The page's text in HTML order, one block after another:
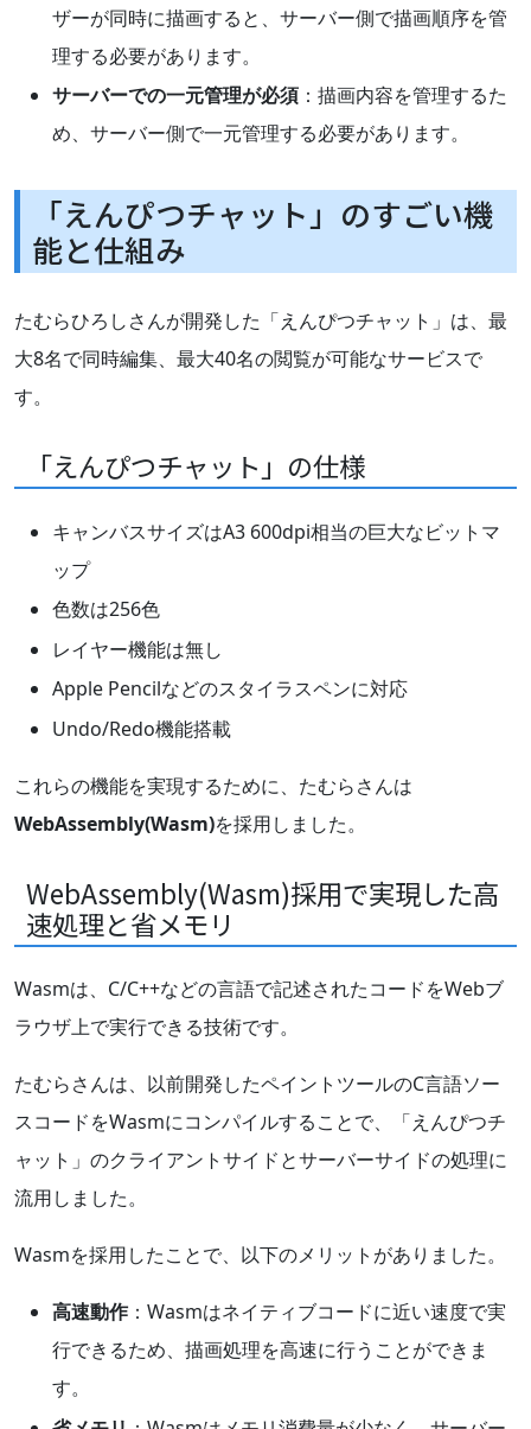
ザーが同時に描画すると、サーバー側で描画順序を管
理する必要があります。
サーバーでの一元管理が必須 ：描画内容を管理するた
め、サーバー側で一元管理する必要があります。
「えんぴつチャット」のすごい機
能と仕組み
たむらひろしさんが開発した「えんぴつチャット」は、最
大8名で同時編集、最大40名の閲覧が可能なサービスで
す。
「えんぴつチャット」の仕様
キャンバスサイズはA3 600dpi相当の巨大なビットマ
ップ
色数は256色
レイヤー機能は無し
Apple Pencilなどのスタイラスペンに対応
Undo/Redo機能搭載
これらの機能を実現するために、たむらさんは
WebAssembly(Wasm)を採用しました。
WebAssembly(Wasm)採用で実現した高
速処理と省メモリ
Wasmは、C/C++などの言語で記述されたコードをWebブ
ラウザ上で実行できる技術です。
たむらさんは、以前開発したペイントツールのC言語ソー
スコードをWasmにコンパイルすることで、「えんぴつチ
ャット」のクライアントサイドとサーバーサイドの処理に
流用しました。
Wasmを採用したことで、以下のメリットがありました。
高速動作：Wasmはネイティブコードに近い速度で実
行できるため、描画処理を高速に行うことができま
す。